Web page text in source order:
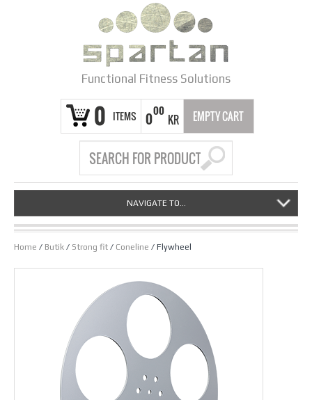
Functional Fitness Solutions
0 ITEMS 000
KR EMPTY CART
NAVIGATE TO...
Home / Butik / Strong fit / Coneline / Flywheel